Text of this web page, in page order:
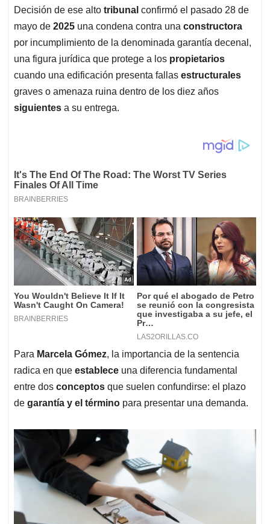
Decisión de ese alto tribunal confirmó el pasado 28 de
mayo de 2025 una condena contra una constructora
por incumplimiento de la denominada garantía decenal,
una figura jurídica que protege a los propietarios
cuando una edificación presenta fallas estructurales
graves o amenaza ruina dentro de los diez años
siguientes a su entrega.
Para Marcela Gómez, la importancia de la sentencia
radica en que establece una diferencia fundamental
entre dos conceptos que suelen confundirse: el plazo
de garantía y el término para presentar una demanda.